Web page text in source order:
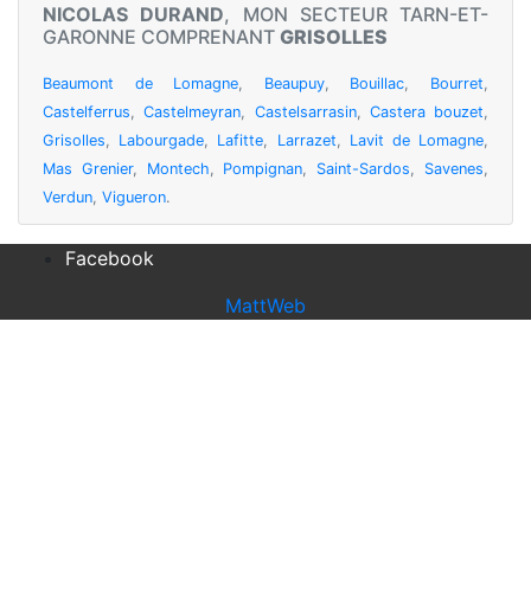
NICOLAS DURAND, MON SECTEUR TARN-ET-
GARONNE COMPRENANT GRISOLLES
Beaumont de Lomagne Beaupuy, Bouillac Bourret
Castelferrus ,Castelmeyran Castelsarrasin, Castera bouzet
Grisolles
Labourgade Lafitte Larrazet Lavit de Lomagne
Mas Grenier, Montech Pompignan Saint-Sardos Savenes
Verdun Vigueron.
Facebook
MattWeb